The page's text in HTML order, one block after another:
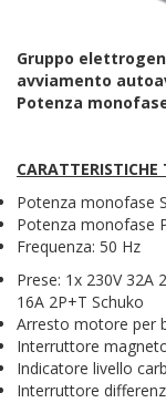
Gruppo
avviamento
Potenza
CARATTERISTICHE
Potenza monofase
Potenza monofase
Frequenza: 50 Hz
Prese: 1x 230V 32A
16A 2P+T Schuko
Arresto motore per
Interruttore
Indicatore livello
Interruttore